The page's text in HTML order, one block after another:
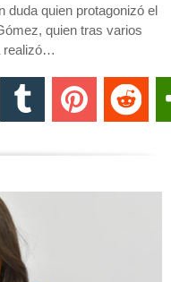
duda quien protagonizó el
quien tras varios
realizó…